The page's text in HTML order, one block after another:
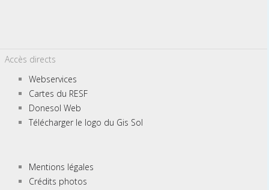
Accès directs
Webservices
Cartes du RESF
Donesol Web
Télécharger le logo du Gis Sol
Mentions légales
Crédits photos